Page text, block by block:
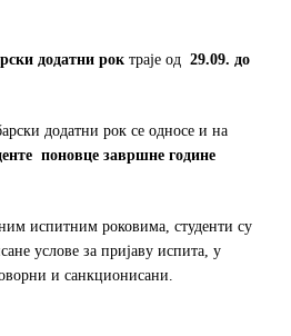
додатни рок траје од 29.09. до
додатни рок се односe и на
поновце завршне године
испитним роковима, студенти су
услове за пријаву испита, у
и санкционисани.